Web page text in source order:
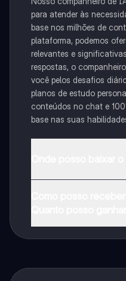
para atender às
base nos milhões de
plataforma, podemos
relevantes e
respostas, o
você pelos desafios
planos de estudo
conteúdos no chat e
base nas suas